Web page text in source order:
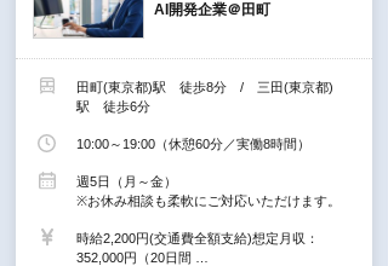
AI開発企業＠田町
田町(東京都)駅 徒歩8分 / 三田(東京都)
駅 徒歩6分
10:00～19:00（休憩60分／実働8時間）
週5日（月～金）
※お休み相談も柔軟にご対応いただけます。
時給2,200円(交通費全額支給)想定月収：
352,000円（20日間 …